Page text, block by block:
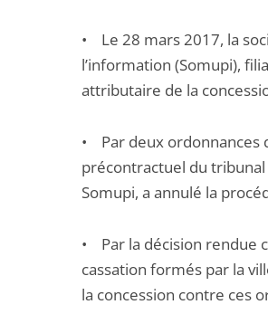
• Le 28 mars 2017, la
l’information (Somupi),
attributaire de la
• Par deux ordonnances
précontractuel du
Somupi, a annulé la
• Par la décision rendue
cassation formés par la
la concession contre ces